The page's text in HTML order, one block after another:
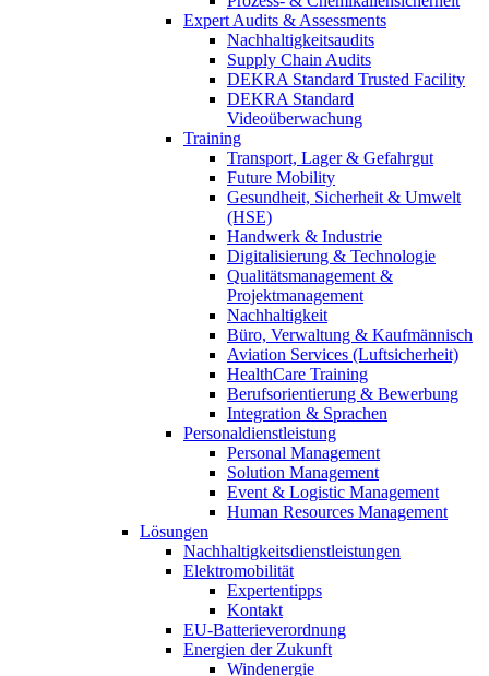
Expert Audits & Assessments
Nachhaltigkeitsaudits
Supply Chain Audits
DEKRA Standard Trusted Facility
DEKRA Standard
Videoüberwachung
Training
Transport, Lager & Gefahrgut
Future Mobility
Gesundheit, Sicherheit & Umwelt
(HSE)
Handwerk & Industrie
Digitalisierung & Technologie
Qualitätsmanagement &
Projektmanagement
Nachhaltigkeit
Büro, Verwaltung & Kaufmännisch
Aviation Services (Luftsicherheit)
HealthCare Training
Berufsorientierung & Bewerbung
Integration & Sprachen
Personaldienstleistung
Personal Management
Solution Management
Event & Logistic Management
Human Resources Management
Lösungen
Nachhaltigkeitsdienstleistungen
Elektromobilität
Expertentipps
Kontakt
EU-Batterieverordnung
Energien der Zukunft
Windenergie